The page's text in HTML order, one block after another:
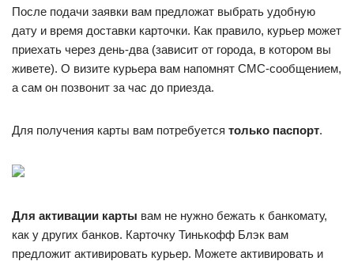
После подачи заявки вам предложат выбрать удобную
дату и время доставки карточки. Как правило, курьер может
приехать через день-два (зависит от города, в котором вы
живете). О визите курьера вам напомнят СМС-сообщением,
а сам он позвонит за час до приезда.
Для получения карты вам потребуется только паспорт.
Для активации карты вам не нужно бежать к банкомату,
как у других банков. Карточку Тинькофф Блэк вам
предложит активировать курьер. Можете активировать и